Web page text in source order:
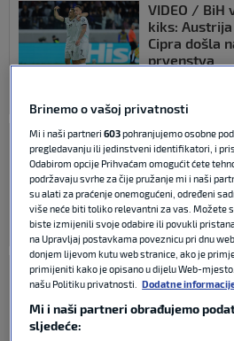
VIDEO / BiH
kiks:
Cipra došla
prvenstva
VIDEO /
rastužila
četiri puta
FIFA WORLD CUP 09. lis 2025 0
VIDEO /
Brinemo o vašoj privatnosti
Mi i naši partneri603pohranjujemo osobne
pregledavanju ili jedinstveni identifikatori, i
Odabirom opcije Prihvaćam omogućit ćete
podržavaju svrhe za čije pružanje mi i naši
su alati za praćenje onemogućeni, određeni
više neće biti toliko relevantni za vas. Možete
biste izmijenili svoje odabire ili povukli
na Upravljaj postavkama poveznicu pri dnu
donjem lijevom kutu web stranice, ako je
primijeniti kako je opisano u dijelu Web-
našu Politiku privatnosti.
Dodatne
Mi i naši partneri obrađujemo
sljedeće: